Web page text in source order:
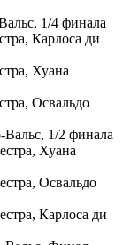
1/4 финала
Карлосa ди
Хуана
Освальдо
1/2 финала
Хуана
Освальдо
Карлосa ди